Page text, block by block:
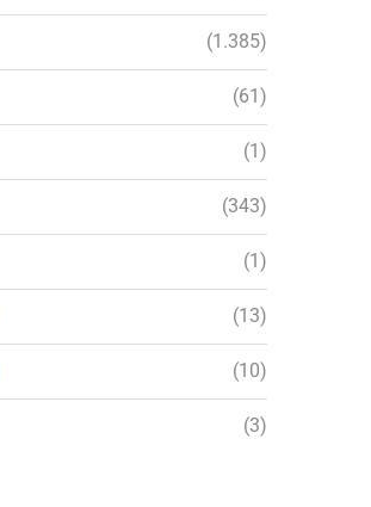
(1.385)
(61)
(1)
(343)
(1)
(13)
(10)
(3)